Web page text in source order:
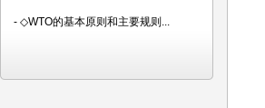
- ◇WTO的基本原则和主要规则...